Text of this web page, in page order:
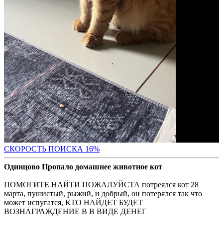
СКОРОСТЬ ПОИСКА 16%
Одинцово Пропало домашнее животное кот
ПОМОГИТЕ НАЙТИ ПОЖАЛУЙСТА потреялся кот 28
марта, пушистый, рыжий, и добрый, он потерялся так что
может испугатся, КТО НАЙДЕТ БУДЕТ
ВОЗНАГРАЖДЕНИЕ В В ВИДЕ ДЕНЕГ